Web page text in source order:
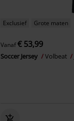
Exclusief Grote maten
Vanaf€ 53,99
Soccer Jersey Volbeat